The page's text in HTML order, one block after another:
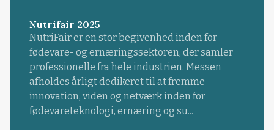
Nutrifair 2025
NutriFair er en stor begivenhed inden for
fødevare- og ernæringssektoren, der samler
professionelle fra hele industrien. Messen
afholdes årligt dedikeret til at fremme
innovation, viden og netværk inden for
fødevareteknologi, ernæring og su...